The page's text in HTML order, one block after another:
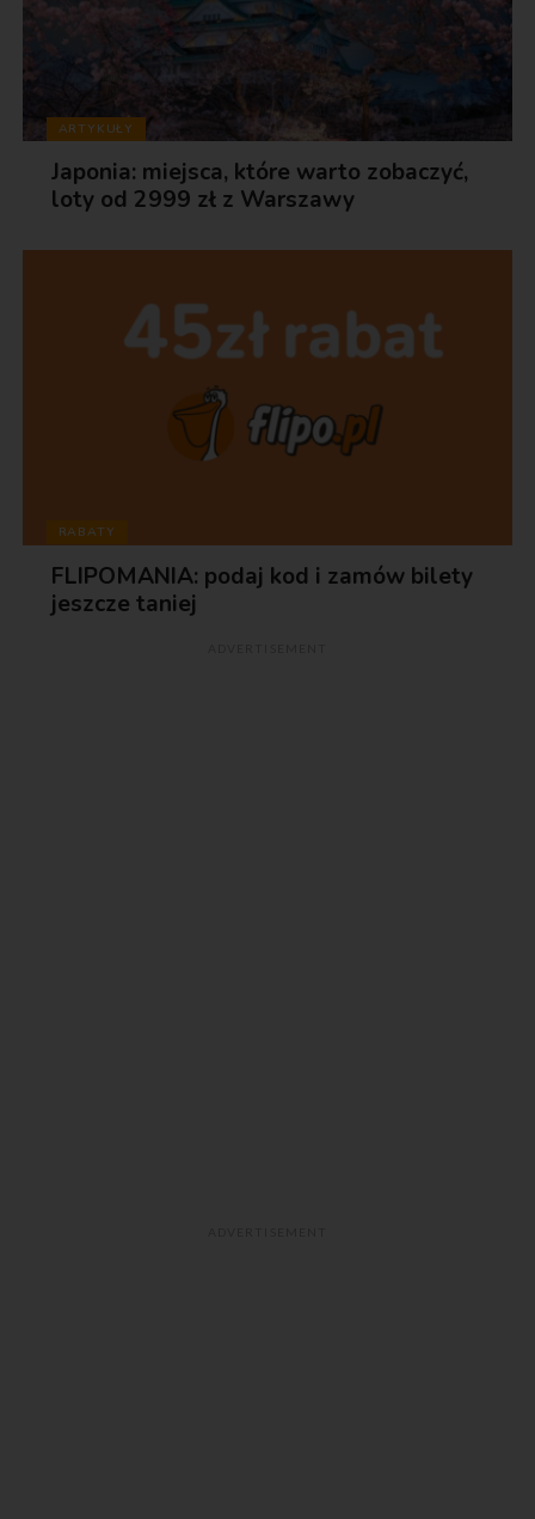
ARTYKUŁY
Japonia: miejsca, które warto zobaczyć,
loty od 2999 zł z Warszawy
RABATY
FLIPOMANIA: podaj kod i zamów bilety
jeszcze taniej